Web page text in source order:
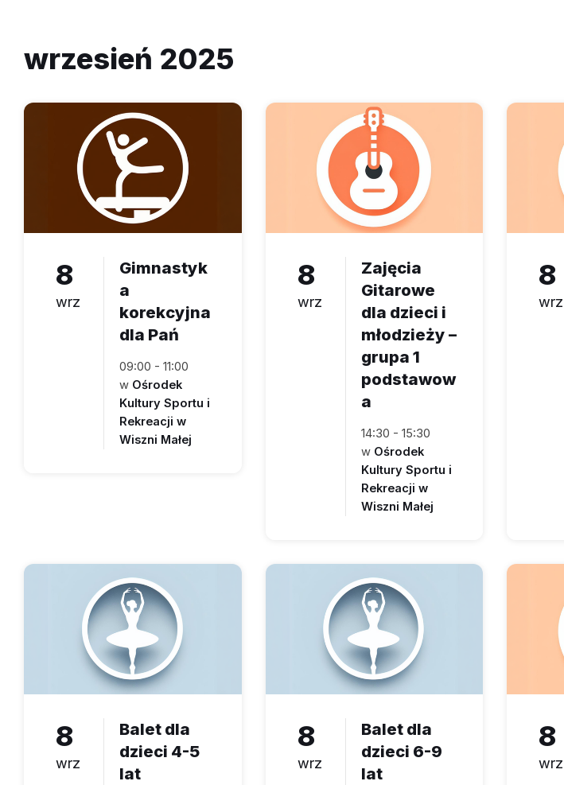
wrzesień 2025
8
wrz
Gimnastyk
a
korekcyjna
dla Pań
09:00 - 11:00
w Ośrodek
Kultury Sportu i
Rekreacji w
Wiszni Małej
8
wrz
Zajęcia
Gitarowe
dla dzieci i
młodzieży –
grupa 1
podstawow
a
14:30 - 15:30
w Ośrodek
Kultury Sportu i
Rekreacji w
Wiszni Małej
8
wrz
8
wrz
Balet dla
dzieci 4-5
lat
8
wrz
Balet dla
dzieci 6-9
lat
8
wrz